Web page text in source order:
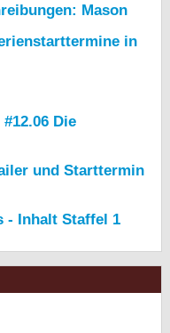
Mason
in
Die
und Starttermin
- Inhalt Staffel 1